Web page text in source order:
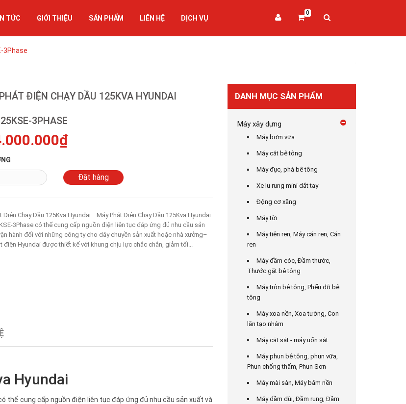
TỨC GIỚI THIỆU SẢN PHẨM LIÊN HỆ DỊCH VỤ
0
3Phase
ĐIỆN CHẠY DẦU 125KVA HYUNDAI
3PHASE
Điện Chạy Dầu 125Kva Hyundai– Máy Phát Điện Chạy Dầu 125Kva Hyundai
3Phase có thể cung cấp nguồn điện liên tục đáp ứng đủ nhu cầu sản
hành đối với những công ty cho dây chuyền sản xuất hoặc nhà xưởng–
điện Hyundai được thiết kế với khung chịu lực chắc chắn, giảm tối...
Hyundai
thể cung cấp nguồn điện liên tục đáp ứng đủ nhu cầu sản xuất và
DANH MỤC SẢN PHẨM
Máy xây dựng
Máy bơm vữa
Máy cắt bê tông
Máy đục, phá bê tông
Xe lu rung mini dắt tay
Động cơ xăng
Máy tời
Máy tiện ren, Máy cán ren, Cán
ren
Máy đầm cóc, Đầm thước,
Thước gặt bê tông
Máy trộn bê tông, Phểu đỗ bê
tông
Máy xoa nền, Xoa tường, Con
lăn tạo nhám
Máy cắt sắt - máy uốn sắt
Máy phun bê tông, phun vữa,
Phun chống thấm, Phun Sơn
Máy mài sàn, Máy băm nền
Máy đầm dùi, Đầm rung, Đầm